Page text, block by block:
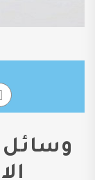
وسائل